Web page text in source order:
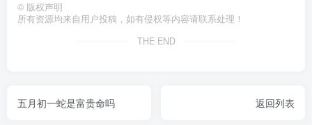
© 版权声明
所有资源均来自用户投稿，如有侵权等内容请联系处理！
THE END
五月初一蛇是富贵命吗 返回列表